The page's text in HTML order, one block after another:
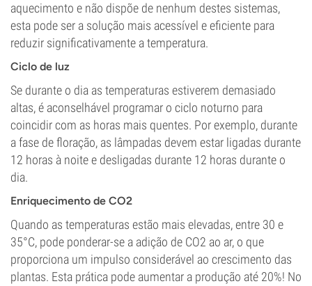
aquecimento e não dispõe de nenhum destes sistemas,
esta pode ser a solução mais acessível e eficiente para
reduzir significativamente a temperatura.
Ciclo de luz
Se durante o dia as temperaturas estiverem demasiado
altas, é aconselhável programar o ciclo noturno para
coincidir com as horas mais quentes. Por exemplo, durante
a fase de floração, as lâmpadas devem estar ligadas durante
12 horas à noite e desligadas durante 12 horas durante o
dia.
Enriquecimento de CO2
Quando as temperaturas estão mais elevadas, entre 30 e
35°C, pode ponderar-se a adição de CO2 ao ar, o que
proporciona um impulso considerável ao crescimento das
plantas. Esta prática pode aumentar a produção até 20%! No